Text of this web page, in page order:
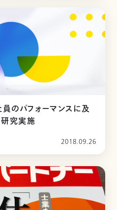
のパフォーマンスに及
究実施
2018.09.26